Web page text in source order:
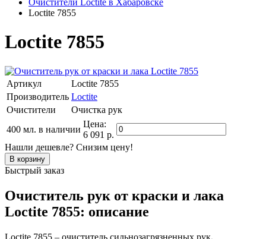
Очистители Loctite в Хабаровске
Loctite 7855
Loctite 7855
Артикул
Loctite 7855
Производитель Loctite
Очистители
Очистка рук
400 мл. в наличии
Цена:
6 091 р.
Нашли дешевле? Снизим цену!
Быстрый заказ
Очиститель рук от краски и лака
Loctite 7855: описание
Loctite 7855 – очиститель сильнозагрязненных рук,